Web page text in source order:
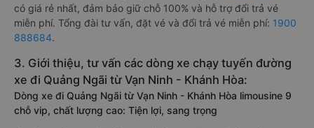
có giá rẻ nhất, đảm bảo giữ chỗ 100% và hỗ trợ đổi trả vé
miễn phí. Tổng đài tư vấn, đặt vé và đổi trả vé miễn phí: 1900
888684.
3. Giới thiệu, tư vấn các dòng xe chạy tuyến đường
xe đi Quảng Ngãi từ Vạn Ninh - Khánh Hòa:
Dòng xe đi Quảng Ngãi từ Vạn Ninh - Khánh Hòa limousine 9
chỗ vip, chất lượng cao: Tiện lợi, sang trọng